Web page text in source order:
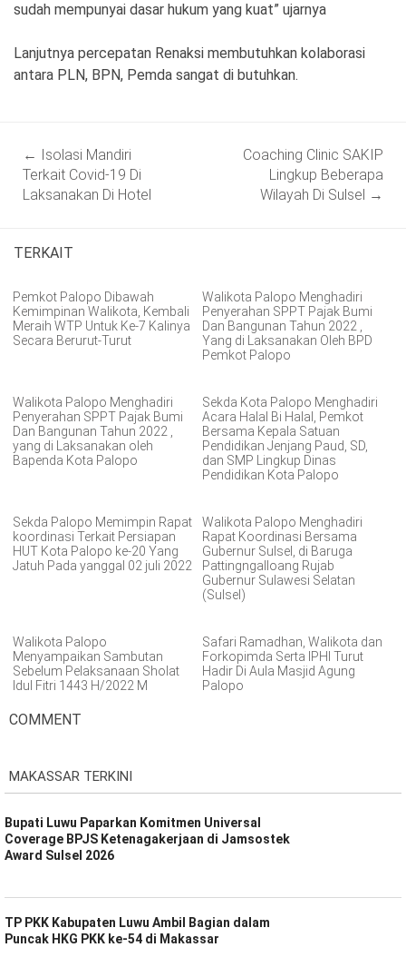
sudah mempunyai dasar hukum yang kuat” ujarnya
Lanjutnya percepatan Renaksi membutuhkan kolaborasi
antara PLN, BPN, Pemda sangat di butuhkan.
navigation
←
Isolasi Mandiri
Terkait Covid-19 Di
Laksanakan Di Hotel
Coaching Clinic SAKIP
Lingkup Beberapa
Wilayah Di Sulsel →
TERKAIT
Pemkot Palopo Dibawah
Kemimpinan Walikota, Kembali
Meraih WTP Untuk Ke-7 Kalinya
Secara Berurut-Turut
Walikota Palopo Menghadiri
Penyerahan SPPT Pajak Bumi
Dan Bangunan Tahun 2022 ,
Yang di Laksanakan Oleh BPD
Pemkot Palopo
Walikota Palopo Menghadiri
Penyerahan SPPT Pajak Bumi
Dan Bangunan Tahun 2022 ,
yang di Laksanakan oleh
Bapenda Kota Palopo
Sekda Kota Palopo Menghadiri
Acara Halal Bi Halal, Pemkot
Bersama Kepala Satuan
Pendidikan Jenjang Paud, SD,
dan SMP Lingkup Dinas
Pendidikan Kota Palopo
Sekda Palopo Memimpin Rapat
koordinasi Terkait Persiapan
HUT Kota Palopo ke-20 Yang
Jatuh Pada yanggal 02 juli 2022
Walikota Palopo Menghadiri
Rapat Koordinasi Bersama
Gubernur Sulsel, di Baruga
Pattingngalloang Rujab
Gubernur Sulawesi Selatan
(Sulsel)
Walikota Palopo
Menyampaikan Sambutan
Sebelum Pelaksanaan Sholat
Idul Fitri 1443 H/2022 M
Safari Ramadhan, Walikota dan
Forkopimda Serta IPHI Turut
Hadir Di Aula Masjid Agung
Palopo
COMMENT
MAKASSAR TERKINI
Bupati Luwu Paparkan Komitmen Universal
Coverage BPJS Ketenagakerjaan di Jamsostek
Award Sulsel 2026
TP PKK Kabupaten Luwu Ambil Bagian dalam
Puncak HKG PKK ke-54 di Makassar